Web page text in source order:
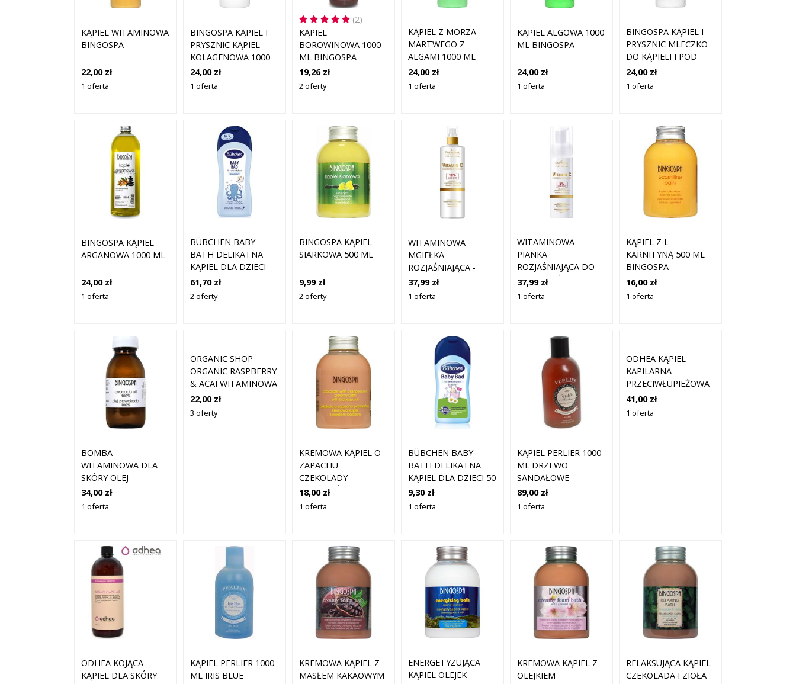
KĄPIEL WITAMINOWA
BINGOSPA
22,00 zł
1 oferta
BINGOSPA KĄPIEL I
PRYSZNIC KĄPIEL
KOLAGENOWA 1000
ML
24,00 zł
1 oferta
(2)
KĄPIEL
BOROWINOWA 1000
ML BINGOSPA
19,26 zł
2 oferty
KĄPIEL Z MORZA
MARTWEGO Z
ALGAMI 1000 ML
BINGOSPA
24,00 zł
1 oferta
KĄPIEL ALGOWA 1000
ML BINGOSPA
24,00 zł
1 oferta
BINGOSPA KĄPIEL I
PRYSZNIC MLECZKO
DO KĄPIELI I POD
PRYSZNIC CARIBBEAN
1000 ML
24,00 zł
1 oferta
BINGOSPA KĄPIEL
ARGANOWA 1000 ML
24,00 zł
1 oferta
BÜBCHEN BABY
BATH DELIKATNA
KĄPIEL DLA DZIECI
OD URODZENIA 1000
ML
61,70 zł
2 oferty
BINGOSPA KĄPIEL
SIARKOWA 500 ML
9,99 zł
2 oferty
WITAMINOWA
MGIEŁKA
ROZJAŚNIAJĄCA -
FARMONA VITAMIN C
- 200 ML
37,99 zł
1 oferta
WITAMINOWA
PIANKA
ROZJAŚNIAJĄCA DO
DEMAKIJAŻU -
FARMONA VITAMIN C
37,99 zł
1 oferta
KĄPIEL Z L-
KARNITYNĄ 500 ML
BINGOSPA
16,00 zł
1 oferta
BOMBA
WITAMINOWA DLA
SKÓRY OLEJ
AVOCADO 100 %
BINGOSPA 100 ML
34,00 zł
1 oferta
ORGANIC SHOP
ORGANIC RASPBERRY
& ACAI WITAMINOWA
PIANA DO KĄPIELI
500 ML
22,00 zł
3 oferty
KREMOWA KĄPIEL O
ZAPACHU
CZEKOLADY
POMARAŃCZĄ Z
OLEJKIEM BABASSU
18,00 zł
1 oferta
BÜBCHEN BABY
BATH DELIKATNA
KĄPIEL DLA DZIECI 50
ML
9,30 zł
1 oferta
KĄPIEL PERLIER 1000
ML DRZEWO
SANDAŁOWE
89,00 zł
1 oferta
ODHEA KĄPIEL
KAPILARNA
PRZECIWŁUPIEŻOWA
1000 ML
41,00 zł
1 oferta
ODHEA KOJĄCA
KĄPIEL DLA SKÓRY
KĄPIEL PERLIER 1000
ML IRIS BLUE
KREMOWA KĄPIEL Z
MASŁEM KAKAOWYM
ENERGETYZUJĄCA
KĄPIEL OLEJEK
KREMOWA KĄPIEL Z
OLEJKIEM
RELAKSUJĄCA KĄPIEL
CZEKOLADA I ZIOŁA